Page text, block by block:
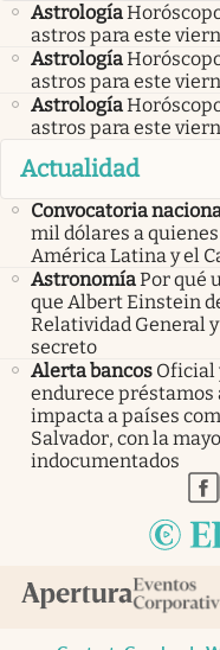
Astrología
astros para este
Astrología
astros para este
Astrología
astros para este
Actualidad
Convocatoria
mil dólares a
América Latina y el
AstronomíaPor qué
que Albert Einstein
Relatividad General
secreto
Alerta bancos Oficial
endurece préstamos
impacta a países
Salvador, con la
indocumentados